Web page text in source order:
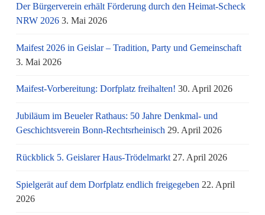
Der Bürgerverein erhält Förderung durch den Heimat-Scheck
NRW 2026 3. Mai 2026
Maifest 2026 in Geislar – Tradition, Party und Gemeinschaft
3. Mai 2026
Maifest-Vorbereitung: Dorfplatz freihalten! 30. April 2026
Jubiläum im Beueler Rathaus: 50 Jahre Denkmal- und
Geschichtsverein Bonn-Rechtsrheinisch 29. April 2026
Rückblick 5. Geislarer Haus-Trödelmarkt 27. April 2026
Spielgerät auf dem Dorfplatz endlich freigegeben 22. April
2026